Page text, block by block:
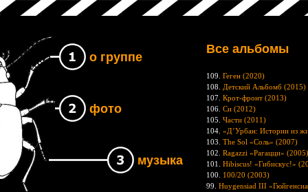
о группе
фото
музыка
Все альбомы
109. Геген (2020)
108. Детский Альбомб (2015)
107. Крот-фронт (2013)
106. Си (2012)
105. Части (2011)
104. «Д’Урбан: Истории из
103. The Sol «Соль» (2007)
102. Ragazzi «Рагацци» (2005)
101. Hibiscus! «Гибискус!»
100. 100/20 (2003)
99. Huygensiad III